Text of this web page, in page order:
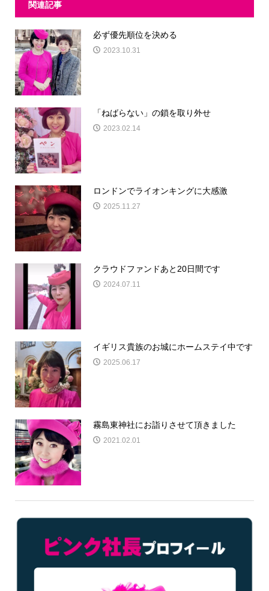
関連記事
必ず優先順位を決める
2023.10.31
「ねばらない」の鎖を取り外せ
2023.02.14
ロンドンでライオンキングに大感激
2025.11.27
クラウドファンドあと20日間です
2024.07.11
イギリス貴族のお城にホームステイ中です
2025.06.17
霧島東神社にお詣りさせて頂きました
2021.02.01